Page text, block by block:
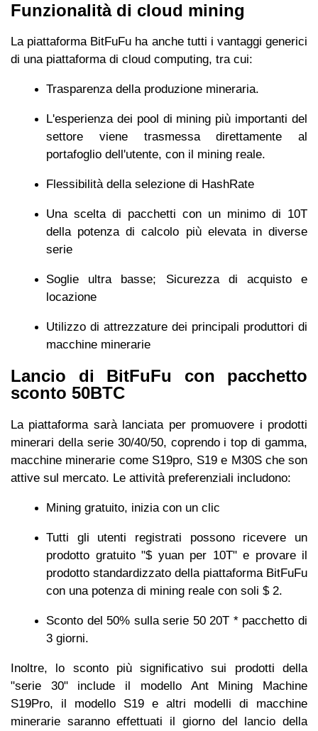
Funzionalità di cloud mining
La piattaforma BitFuFu ha anche tutti i vantaggi generici
di una piattaforma di cloud computing, tra cui:
Trasparenza della produzione mineraria.
L'esperienza dei pool di mining più importanti del
settore viene trasmessa direttamente al
portafoglio dell'utente, con il mining reale.
Flessibilità della selezione di HashRate
Una scelta di pacchetti con un minimo di 10T
della potenza di calcolo più elevata in diverse
serie
Soglie ultra basse; Sicurezza di acquisto e
locazione
Utilizzo di attrezzature dei principali produttori di
macchine minerarie
Lancio di BitFuFu con pacchetto
sconto 50BTC
La piattaforma sarà lanciata per promuovere i prodotti
minerari della serie 30/40/50, coprendo i top di gamma,
macchine minerarie come S19pro, S19 e M30S che son
attive sul mercato. Le attività preferenziali includono:
Mining gratuito, inizia con un clic
Tutti gli utenti registrati possono ricevere un
prodotto gratuito "$ yuan per 10T" e provare il
prodotto standardizzato della piattaforma BitFuFu
con una potenza di mining reale con soli $ 2.
Sconto del 50% sulla serie 50 20T * pacchetto di
3 giorni.
Inoltre, lo sconto più significativo sui prodotti della
"serie 30" include il modello Ant Mining Machine
S19Pro, il modello S19 e altri modelli di macchine
minerarie saranno effettuati il ​​giorno del lancio della